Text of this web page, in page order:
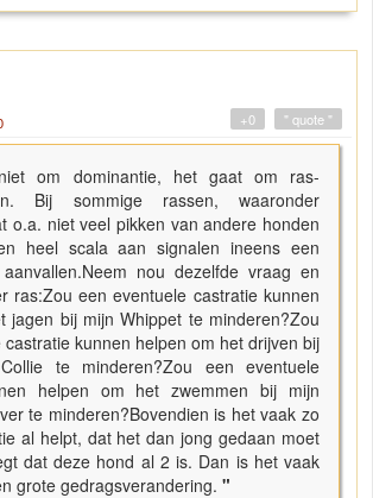
" quote "
+0
om dominantie, het gaat om ras-
Bij sommige rassen, waaronder
o.a. niet veel pikken van andere honden
heel scala aan signalen ineens een
nou dezelfde vraag en
ras:Zou een eventuele castratie kunnen
jagen bij mijn Whippet te minderen?Zou
kunnen helpen om het drijven bij
te minderen?Zou een eventuele
helpen om het zwemmen bij mijn
te minderen?Bovendien is het vaak zo
al helpt, dat het dan jong gedaan moet
dat deze hond al 2 is. Dan is het vaak
grote gedragsverandering. "